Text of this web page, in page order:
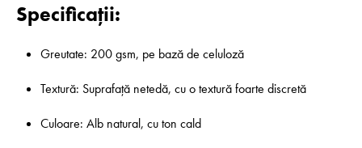
Specificații:
Greutate: 200 gsm, pe bază de celuloză
Textură: Suprafață netedă, cu o textură foarte discretă
Culoare: Alb natural, cu ton cald